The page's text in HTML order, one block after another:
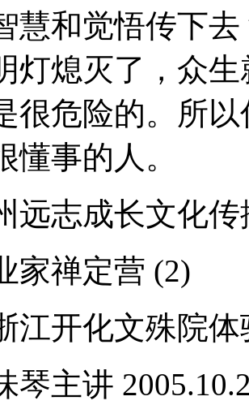
慧和觉悟传下
灯熄灭了，众
很危险的。所
懂事的人。
志成长文化传
禅定营 (2)
开化文殊院体
主讲